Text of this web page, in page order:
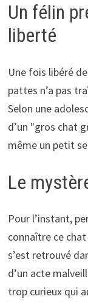
Un félin
liberté
Une fois libéré
pattes n’a pas
Selon une
d’un "gros chat
même un petit
Le
Pour l’instant,
connaître ce
s’est retrouvé
d’un acte
trop curieux qui